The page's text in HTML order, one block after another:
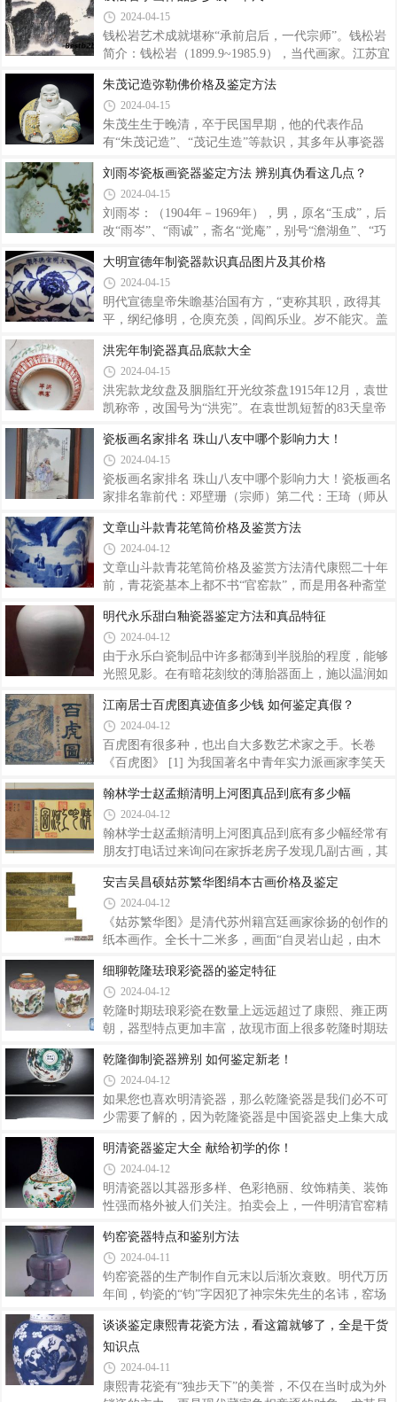
138.5×70cm拍卖时间：2018-12-06是幅丰子恺作品8.7
尺，每平方尺拍卖价格38万。5、1949年作
品衡、方家珍、余焕文十人。)他的博古图堪称第
一，无人能比。就是画在瓷器 上，也是多姿多彩，可
拔头筹。程门、汪藩、汪章、余筱秋、许品衡、清虚
中，许品衡的博古帽筒彩料多为光绪 硬粉彩，画面纷
繁复杂，具有传统的博古画风韵。许品衡为光绪年间
御窑厂画师，擅长粉彩博古纹。南京博物院
2024-04-15
钱松岩艺术成就堪称“承前启后，一代宗师”。钱松岩
简介：钱松岩（1899.9~1985.9），当代画家。江苏宜
术家协会主席，中国美术家协会常务理事、顾问，第
四、五、六届全国人大代表，是当代中国山水画主要
代表人之一。钱松岩画风早年受石涛影响颇深。但他
不拘限于形似，而强调骨法用笔，喜用雄浑古拙
突破、绚丽明艳、五彩斑斓、令人振奋，过目难以记
怀。钱松岩作画虽把“师古人”为基根，但更注意培养
对事物观察和揣摩。上世纪五十年代，功
朱茂记造弥勒佛价格及鉴定方法
2024-04-15
朱茂生生于晚清，卒于民国早期，他的代表作品
有“朱茂记造”、“茂记生造”等款识，其多年从事瓷器
超，名声赞誉远播。随着陶瓷市场弥勒佛需求量大
增，朱茂生将原来只对宫廷的瓷器转向民间，当时印
款就有“茂记生造”，一看即知乃大师亲手力作，此时
正是朱茂生艺术创作最顶尖的时期。朱茂记造弥勒佛
一尊大乘佛教的佛像，通常将其尊俸在寺庙的前殿。
由于大肚弥勒佛像慈颜善目，笑口常开，反而形象化
的代表了大乘佛教的宽宏大量，慈悲为怀的宗旨
刘雨岑瓷板画瓷器鉴定方法 辨别真伪看这几点？
2024-04-15
刘雨岑：（1904年－1969年），男，原名“玉成”，后
改“雨岑”、“雨诚”，斋名“觉庵”，别号“澹湖鱼”、“巧
期）。安徽太平（今黄山市黄山区）人，珠山八友瓷
板画大师之一，中国陶瓷美术大师，世居江西省波阳
县。一九二三年毕业于江西陶业学校，后至景德镇从
事陶瓷艺术创作活动。祖籍安徽省太平县，出生于江
裱画店的影响，从观画到习画，遂拜波阳知名画家潘
勾字（一说为潘陶宇）学艺，还念了几年私塾，l918
年改填波阳籍，考入饶州江
大明宣德年制瓷器款识真品图片及其价格
2024-04-15
明代宣德皇帝朱瞻基治国有方，“吏称其职，政得其
平，纲纪修明，仓庾充羡，闾阎乐业。岁不能灾。盖
矣”，史称“仁宣之治”。他还深谙艺术，在诗、书、画
及游艺等方面都具有很高造诣，以致彼时雕漆、范
金、织绣、制墨、埏埴等诸类宫廷工艺品皆成就斐
然。这一时期的瓷器烧造，“以诸匠之精艺者为之”，
选，次品废品皆被“分类摧毁，单独埋藏”，可见宣宗
对其颇为重视，御制瓷器自是品格超群。宣德御窑瓷
器，尤以青花“开一代未有之奇”，以古朴典雅
洪宪年制瓷器真品底款大全
2024-04-15
洪宪款龙纹盘及胭脂红开光纹茶盘1915年12月，袁世
凯称帝，改国号为“洪宪”。在袁世凯短暂的83天皇帝
来者将其统称为“洪宪瓷”。洪宪年制瓷器真品底款大
全底款粉彩花卉过墙枝大盘郭葆昌是个瓷器行家，接
到命令后便开始全力延揽名匠画师，仿雍正、乾隆两
代官窑瓷器，精心烧制了一批粉彩和珐琅彩瓷器。据
时，在北京城买一套四合院也只要1500块大洋，由此
可见这批瓷器可谓是斥巨资打造！居仁堂制款天青釉
饕餮纹觚（天津博物馆藏）在烧制过程中，
瓷板画名家排名 珠山八友中哪个影响力大！
2024-04-15
瓷板画名家排名 珠山八友中哪个影响力大！瓷板画名
家排名靠前代：邓壁珊（宗师）第二代：王琦（师从
从梁兑石）第四代：吴月山（师从梁兑石）、邹昆仑
（师承梁兑石）、杨知行（师承梁兑石）第五代：杨
厚兴（师承吴月山）、徐细奎（师承杨厚兴）、蒋根
水（师承杨厚兴）第六代：冯杰（师承杨厚兴）、梁
杰）、李春敏（师承冯杰）、邹武（师承邹昆仑、陈
信高）、王跃祖（师承陈信高、冯杰）、吴江华（师
承徐细奎）、武育仑（师承徐细奎、杨厚兴）、杨
文章山斗款青花笔筒价格及鉴赏方法
2024-04-12
文章山斗款青花笔筒价格及鉴赏方法清代康熙二十年
前，青花瓷基本上都不书“官窑款”，而是用各种斋堂
实际上康熙二十年后已经”开始写“官窑款”。但代表康
熙青花最高水平的琢器还是很少书写“官窑款”的，这
个怪现象至今是一个谜。其中有一些精品，比带“官
窑款”的水平还要高，虽然是如“文章山斗”、博古、蕉
款 青花赤壁赋纹笔筒图片赏析康熙青花瓷是中国青花
史上的最高峰。雍、乾两朝之青花不逮康窑，然则青
花一类，康青虽不及明中之
明代永乐甜白釉瓷器鉴定方法和真品特征
2024-04-12
由于永乐白瓷制品中许多都薄到半脱胎的程度，能够
光照见影。在有暗花刻纹的薄胎器面上，施以温润如
其是脱胎制作工艺极其复杂，大约需要几十道工序。
甜白釉釉极莹润，能照见人影，比枢府窑卵白釉有更
加明显的乳浊感，给人以温柔甜净之感，所以又
称“葱根白”，素有“白如凝脂，素犹积雪”之誉。这个
釉叫“甜白釉”跟一种东西有关，就是今天家里都有的
白糖。16世纪前我国是没有白糖的，都是黑糖或者红
糖。白糖的出现使人们对永乐白瓷有了
江南居士百虎图真迹值多少钱 如何鉴定真假？
2024-04-12
百虎图有很多种，也出自大多数艺术家之手。长卷
《百虎图》 [1] 为我国著名中青年实力派画家李笑天
图中绘制有百只老虎。画中百虎或长或幼，或立或
卧，或威风或憨趣，目光炯炯有神，神情百种、样态
百种。轻抖画卷，毛发似随风摆动，气势雄浑，栩栩
如生。淋漓尽致地展现了虎的王者霸气 和力量，其工
字“百虎图”已故著名国画大师娄师白为《百虎图》题
写了“百虎图”三个大字，并附小字：“门人笑天，从予
学画十余年，认真刻苦。工笔、写意山水、
翰林学士赵孟頫清明上河图真品到底有多少幅
2024-04-12
翰林学士赵孟頫清明上河图真品到底有多少幅经常有
朋友打电话过来询问在家拆老房子发现几副古画，其
下这幅画来历价格真迹图片以及民间到底存在几幅真
迹。《清明上河图》是一副影响画坛近千年的古画自
张择端作品问世以来，历代都有临摹本，且大小繁简
不同。据统计，目前国内外公私所藏的《清明上河
世。而且清代临摹品市场上也流通不少。下面以赵孟
頫清明上河图为例简单介绍下这幅创世之作绘画的内
容。赵孟頫（1254年10月20日 —1322年7月30日
安吉吴昌硕姑苏繁华图绢本古画价格及鉴定
2024-04-12
《姑苏繁华图》是清代苏州籍宫廷画家徐扬的创作的
纸本画作。全长十二米多，画面“自灵岩山起，由木
之间，入姑苏郡城，自葑、盘、胥三门出阊门外，转
山塘桥，至虎丘山止”。据统计，画中约有一万两千
余人，近四百只船，五十多座桥，二百多家店铺，两
千多栋房屋。《姑苏繁华图》以长卷形式和散点透视
风情，是《清明上河图》后的又一宏伟长卷。整个画
卷布局精妙严谨，气势恢宏，笔触细致，十分细腻地
刻画出了江南的湖光山色、田园村舍、阊胥
细聊乾隆珐琅彩瓷器的鉴定特征
2024-04-12
乾隆时期珐琅彩瓷在数量上远远超过了康熙、雍正两
朝，器型特点更加丰富，故现市面上很多乾隆时期珐
给大家介绍下乾隆时期珐琅彩的几种真伪鉴定方法。
乾隆时期的珐琅彩鉴定特点：一类是人物纹饰，常通
过婴戏等儿童活动，将吉祥之意寓意其中。在色地上
彩绘花卉，明显具有铜胎画珐琅效果，所绘人物饱
琅彩颜色秀丽。干隆时期的一件珐琅彩黄地花卉开光
婴戏瓶，瓶口内施松石绿釉，外壁通体以那不勒斯黄
彩为地，上以各色料彩满绘法国的鸢尾花，三面
乾隆御制瓷器辨别 如何鉴定新老！
2024-04-12
如果您也喜欢明清瓷器，那么乾隆瓷器是我们必不可
少需要了解的，因为乾隆瓷器是中国瓷器史上集大成
的，也是市场价值最高的。乾隆朝属于康乾盛世，经
济发达，大家也有闲钱去搞艺术。乾隆也是一个酷爱
艺术的皇帝，也是一个大收藏家，他有一个小癖好：
就是喜欢在名家字画上盖鉴赏章，人送外号“盖章狂
我们主要讨论乾隆的官窑瓷器。每个喜欢明清瓷器的
藏友，都梦想拥有一件乾隆官窑，这是自己收藏眼光
的最好的证明，也可以让自己在朋友圈有面。清
明清瓷器鉴定大全 献给初学的你！
2024-04-12
明清瓷器以其器形多样、色彩艳丽、纹饰精美、装饰
性强而格外被人们关注。拍卖会上，一件明清官窑精
玩城中，人们流连忘返，对这类造型各异、五彩斑斓
的器物偏爱有加。然而，在热闹的背后，却隐藏存在
着一个严重的问题，就是仿品、赝品横陈，让人真伪
难辨。许多收藏爱好者因不知道怎样辨伪而不敢介
那么，明清时期的瓷器如何鉴定真伪呢？下面为大家
分享鉴定明清瓷器真伪的四个方法，简单实用。远古
瓷器，因年代久远，保存民间的传世品甚少，如
钧窑瓷器特点和鉴别方法
2024-04-11
钧窑瓷器的生产制作自元末以后渐次衰败。明代万历
年间，钧瓷的“钧”字因犯了神宗朱先生的名讳，窑场
的地步，尤其是钧瓷烧制过程中自然窑变的奥秘更是
技艺失传，无人知晓。直到清光绪五年（1880年），
禹州神垕镇钧瓷世家中的芦天恩、芦天福、芦天增兄
弟三人，由于受古董商高价收买宋钧的诱引，在小型
谈谈鉴定康熙青花瓷方法，看这篇就够了，全是干货
知识点
2024-04-11
康熙青花瓷有“独步天下”的美誉，不仅在当时成为外